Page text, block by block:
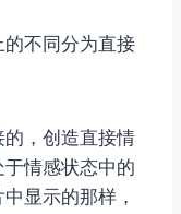
不同分为直接
，创造直接情
情感状态中的
显示的那样，